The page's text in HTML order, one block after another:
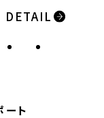
DETAIL
ト